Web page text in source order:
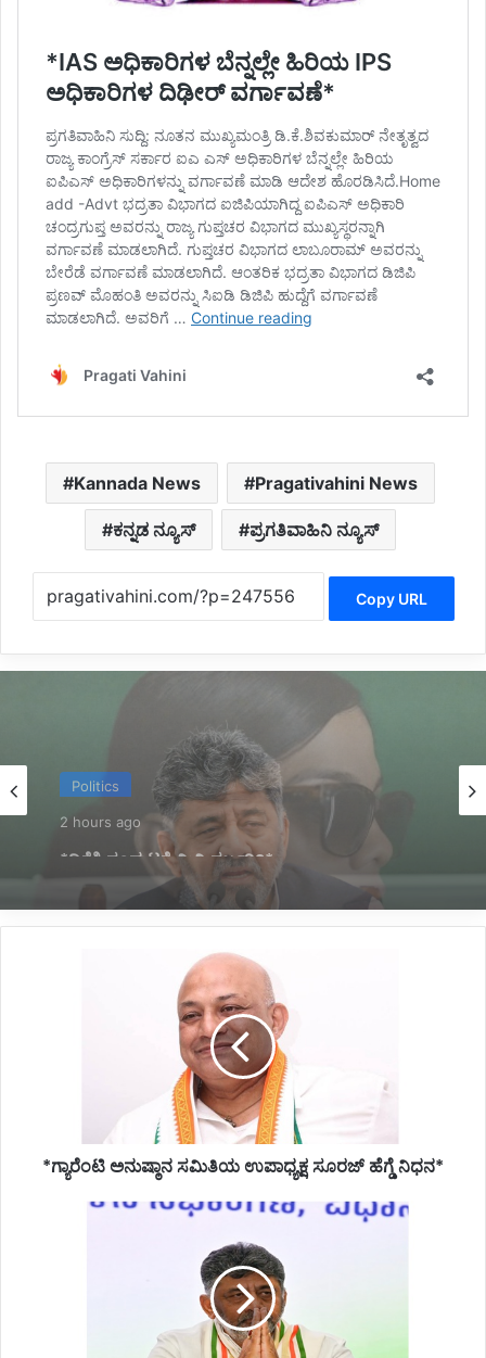
Kannada News Pragativahini News
ಕನ್ನಡ ನ್ಯೂಸ್ ಪ್ರಗತಿವಾಹಿನಿ ನ್ಯೂಸ್
Copy URL
Latest
*ಇದ್ದಕ್ಕಿದ್ದಂತೆ ಆತ್ಮಹತ್ಯೆಗೆ ಶರಣಾದ ಕಾರಾವಳಿ ಮೂಲದ
ಮಾಡೆಲ್*
*ಗ್ಯಾರೆಂಟಿ ಅನುಷ್ಠಾನ ಸಮಿತಿಯ ಉಪಾಧ್ಯಕ್ಷ ಸೂರಜ್ ಹೆಗ್ಡೆ ನಿಧನ*